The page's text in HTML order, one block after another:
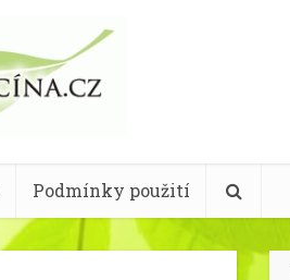
Podmínky použití